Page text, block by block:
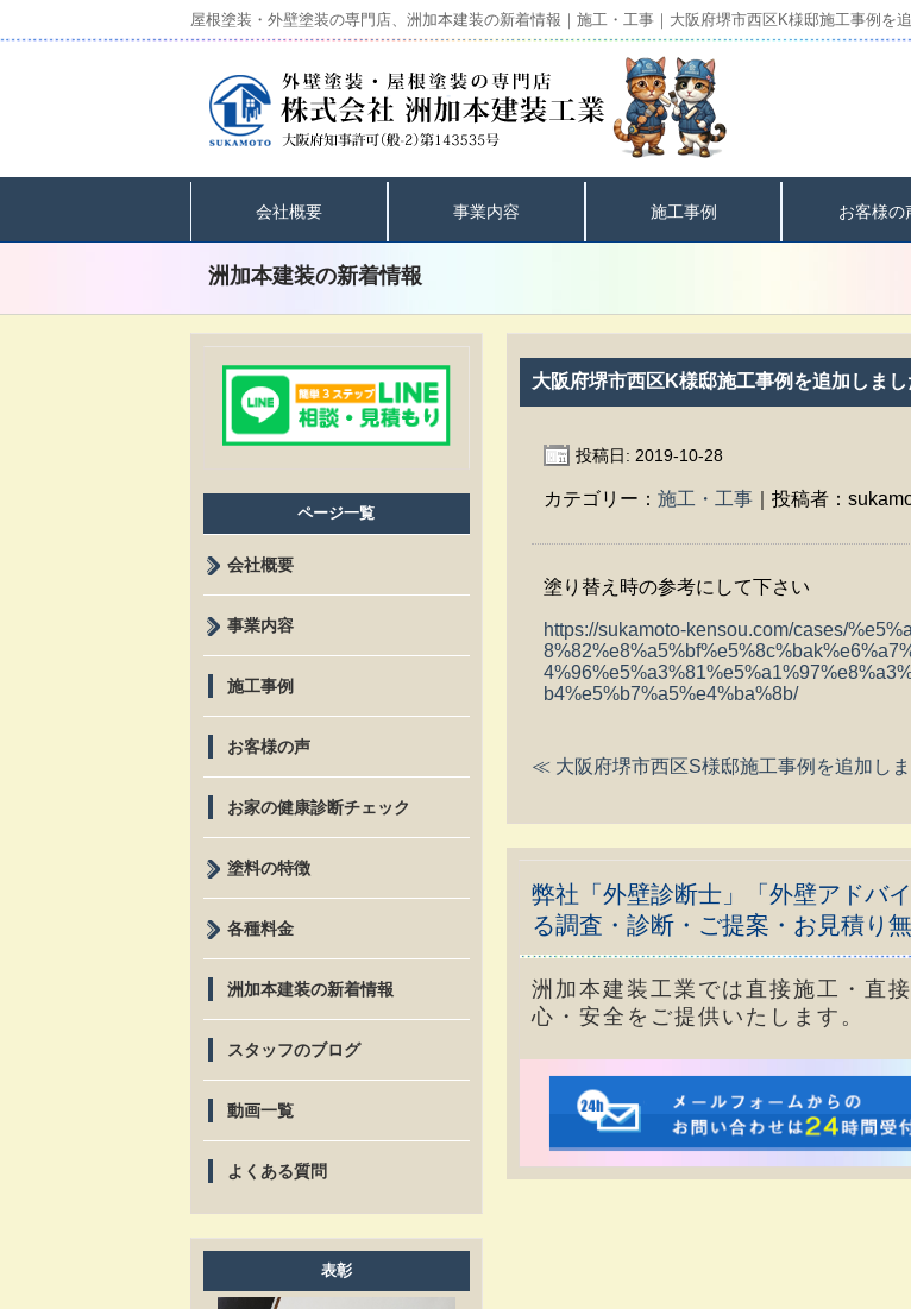
屋根塗装・外壁塗装の専門店、洲加本建装の新着情報｜施工・工事｜大阪府堺市西区K様邸施工事例を
会社概要 事業内容 施工事例 お客様の
洲加本建装の新着情報
大阪府堺市西区K様邸施工事例を追加しまし
投稿日: 2019-10-28
カテゴリー：施工・工事 ｜投稿者：
塗り替え時の参考にして下さい
https://sukamoto-kensou.com/cases/
b4%e5%b7%a5%e4%ba%8b/
≪ 大阪府堺市西区S様邸施工事例を追加し
弊社「外壁診断士」「外壁アドバ
る調査・診断・ご提案・お見積り
洲加本建装工業では直接施工・直
心・安全をご提供いたします。
ページ一覧
会社概要
事業内容
施工事例
お客様の声
お家の健康診断チェック
塗料の特徴
各種料金
洲加本建装の新着情報
スタッフのブログ
動画一覧
よくある質問
表彰